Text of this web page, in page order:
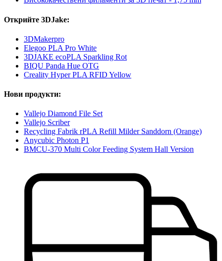
Открийте 3DJake:
3DMakerpro
Elegoo PLA Pro White
3DJAKE ecoPLA Sparkling Rot
BIQU Panda Hue OTG
Creality Hyper PLA RFID Yellow
Нови продукти:
Vallejo Diamond File Set
Vallejo Scriber
Recycling Fabrik rPLA Refill Milder Sanddorn (Orange)
Anycubic Photon P1
BMCU-370 Multi Color Feeding System Hall Version